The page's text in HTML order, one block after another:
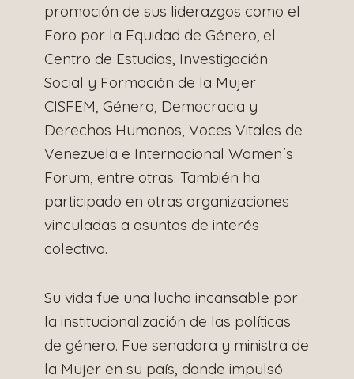
promoción de sus liderazgos como el
Foro por la Equidad de Género; el
Centro de Estudios, Investigación
Social y Formación de la Mujer
CISFEM, Género, Democracia y
Derechos Humanos, Voces Vitales de
Venezuela e Internacional Women´s
Forum, entre otras. También ha
participado en otras organizaciones
vinculadas a asuntos de interés
colectivo.
Su vida fue una lucha incansable por
la institucionalización de las políticas
de género. Fue senadora y ministra de
la Mujer en su país, donde impulsó